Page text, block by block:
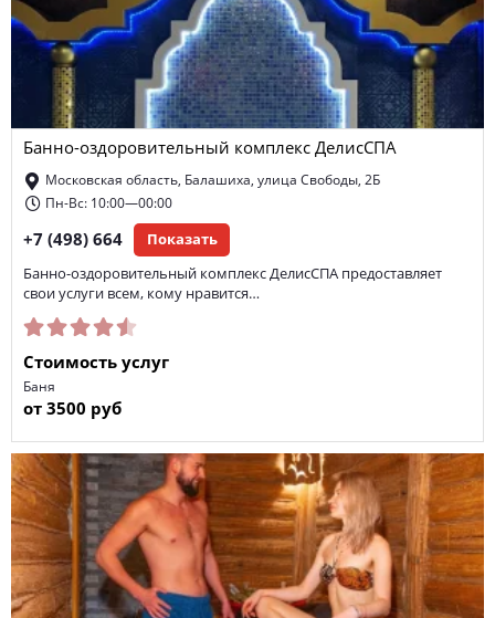
Банно-оздоровительный комплекс ДелисСПА
Московская область, Балашиха, улица Свободы, 2Б
Пн-Вс: 10:00—00:00
+7 (498) 664 Показать
Банно-оздоровительный комплекс ДелисСПА предоставляет
свои услуги всем, кому нравится…
Стоимость услуг
Баня
от 3500 руб